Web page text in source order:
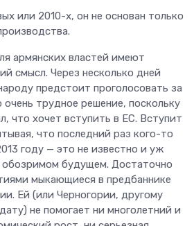
или 2010-х, он не основан только
армянских властей имеют
смысл. Через несколько дней
предстоит проголосовать за
трудное решение, поскольку
что хочет вступить в ЕС. Вступит
что последний раз кого-то
году — это не известно и уж
обозримом будущем. Достаточно
мыкающиеся в предбаннике
Ей (или Черногории, другому
не помогает ни многолетний и